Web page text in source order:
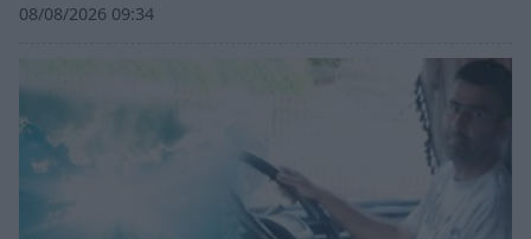
08/08/2026 09:34